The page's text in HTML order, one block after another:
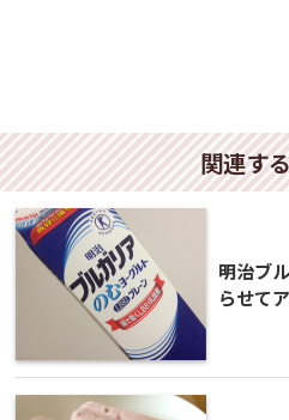
関連す
明治ブ
らせて